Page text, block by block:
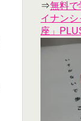
⇒無料で
イナン
座」